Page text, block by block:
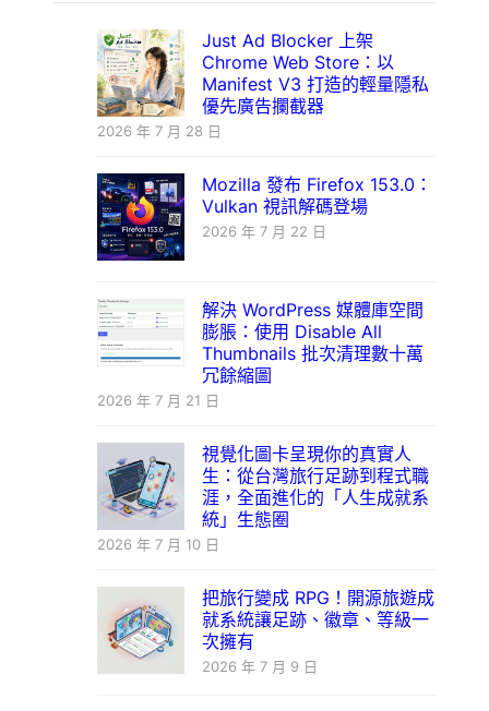
Just Ad Blocker 上架
Chrome Web Store：以
Manifest V3 打造的輕量隱私
優先廣告攔截器
2026 年 7 月 28 日
Mozilla 發布 Firefox 153.0：
Vulkan 視訊解碼登場
2026 年 7 月 22 日
解決 WordPress 媒體庫空間
膨脹：使用 Disable All
Thumbnails 批次清理數十萬
冗餘縮圖
2026 年 7 月 21 日
視覺化圖卡呈現你的真實人
生：從台灣旅行足跡到程式職
涯，全面進化的「人生成就系
統」生態圈
2026 年 7 月 10 日
把旅行變成 RPG！開源旅遊成
就系統讓足跡、徽章、等級一
次擁有
2026 年 7 月 9 日